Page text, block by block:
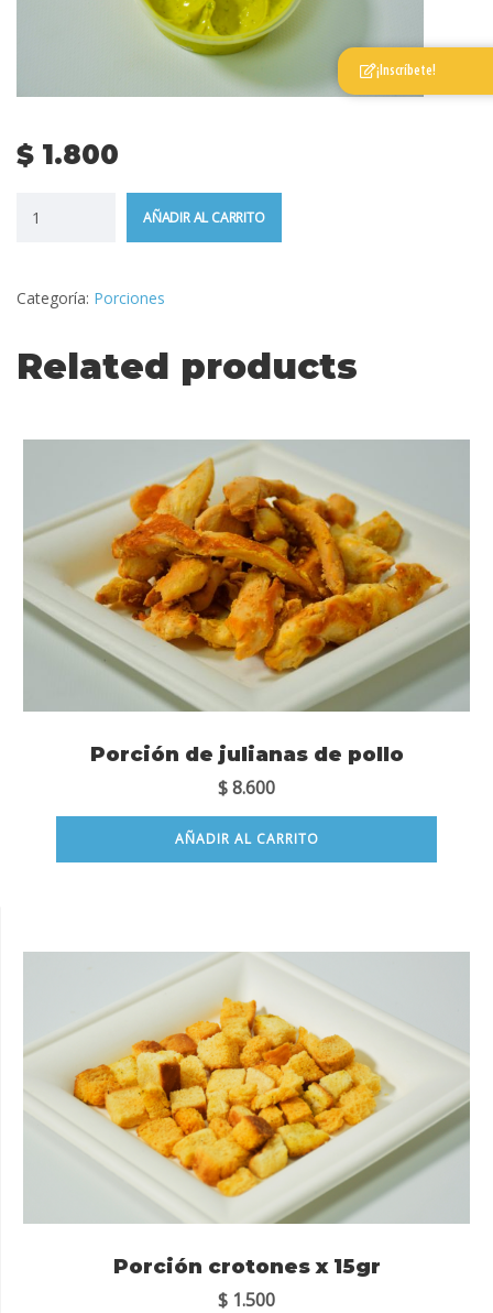
$ 1.800
AÑADIR AL CARRITO
Categoría: Porciones
Related products
Porción de julianas de pollo
$8.600
AÑADIR AL CARRITO
Porción crotones x 15gr
$ 1.500
¡Inscríbete!